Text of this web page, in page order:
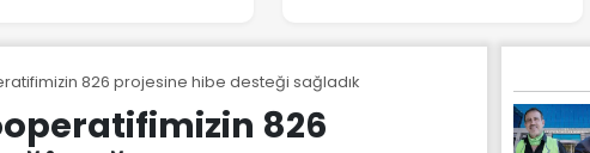
826 projesine hibe desteği sağladık
826